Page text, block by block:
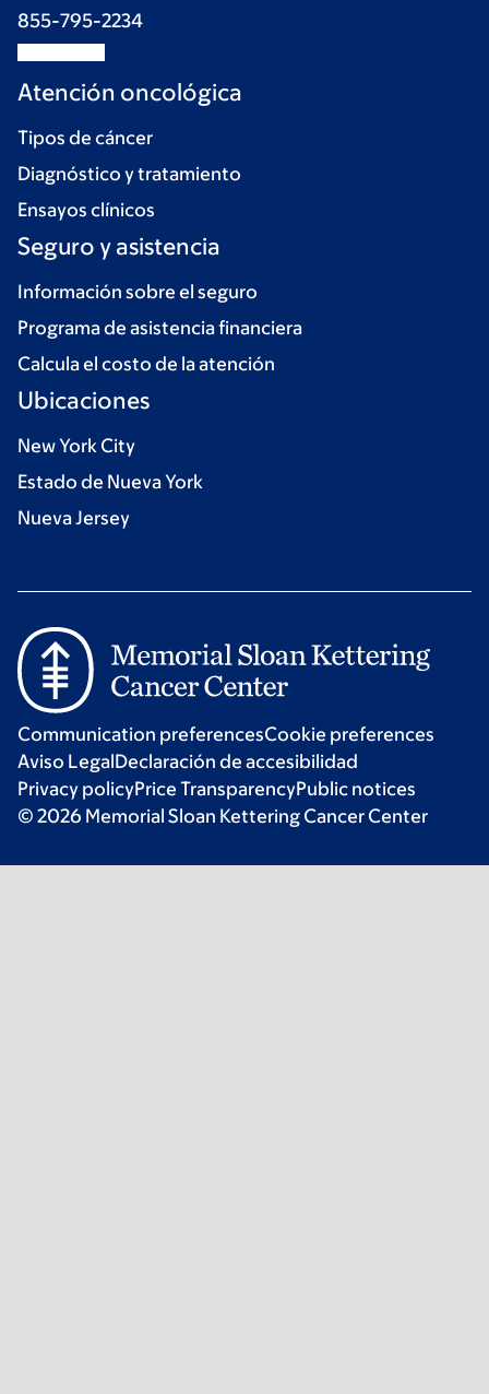
855-795-2234
Atención oncológica
Tipos de cáncer
Diagnóstico y tratamiento
Ensayos clínicos
Seguro y asistencia
Información sobre el seguro
Programa de asistencia financiera
Calcula el costo de la atención
Ubicaciones
New York City
Estado de Nueva York
Nueva Jersey
Communication preferencesCookie preferences
Aviso LegalDeclaración de accesibilidad
Privacy policyPrice TransparencyPublic notices
© 2026 Memorial Sloan Kettering Cancer Center